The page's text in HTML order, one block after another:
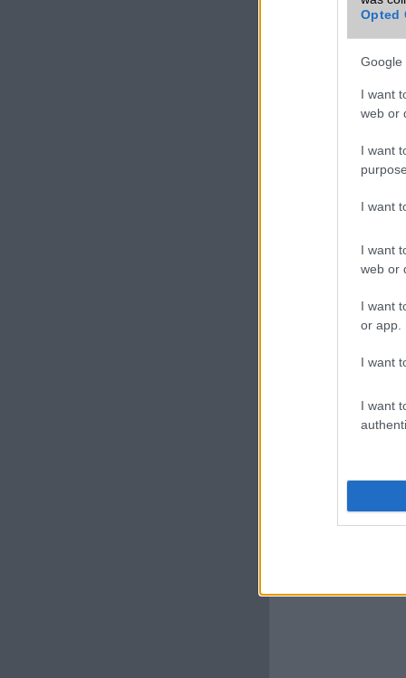
Opted
Google
I want
web or
I want
I want
I want
web or
I want
or app.
I want
I want